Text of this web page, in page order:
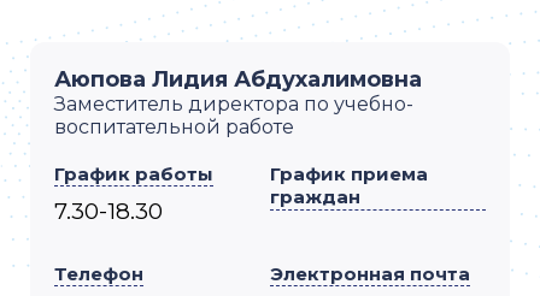
Аюпова Лидия Абдухалимовна
Заместитель директора по учебно-
воспитательной работе
График работы
7.30-18.30
График приема
граждан
Телефон Электронная почта